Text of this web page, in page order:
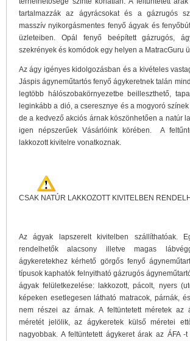
tartalmazzák az ágyrácsokat és a gázrugós
masszív nyikorgásmentes fenyő ágyak és
üzleteiben. Opál fenyő beépített gázrugós,
szekrények és komódok egy helyen a MatracGuru
Az ágy igényes kidolgozásban és a kivételes
Jáspis ágyneműtartós fenyő ágykeretnek talán
legtöbb hálószobakörnyezetbe beilleszthető,
leginkább a dió, a cseresznye és a mogyoró
de a kedvező akciós árnak köszönhetően a natúr
igen népszerűek Vásárlóink körében. A
lakkozott kivitelre vonatkoznak.
CSAK NATÚR LAKKOZOTT KIVITELBEN
Az ágyak lapszerelt kivitelben szállíthatóak.
rendelhetők alacsony illetve magas
ágykeretekhez kérhető görgős fenyő
típusok kaphatók felnyitható gázrugós
ágyak felületkezelése: lakkozott, pácolt, nyers
képeken esetlegesen látható matracok, párnák,
nem részei az árnak. A feltüntetett méretek az
méretét jelölik, az ágykeretek külső méretei
nagyobbak. A feltüntetett ágykeret árak az ÁFA -